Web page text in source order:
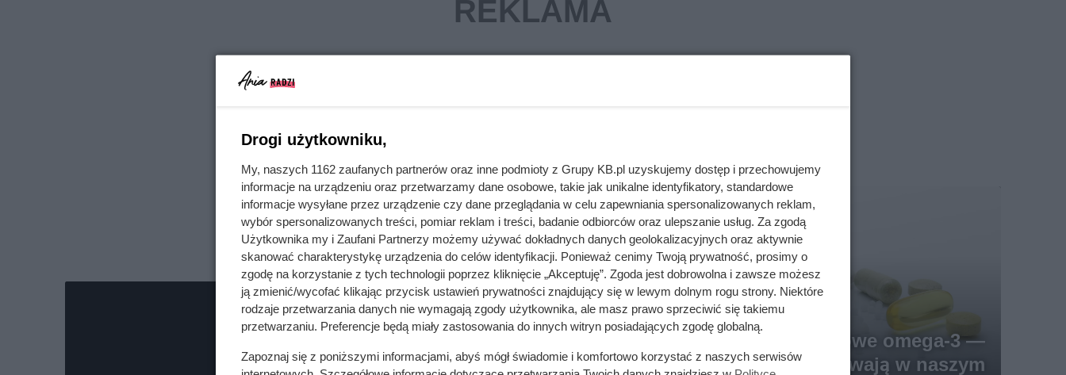
Kwasy tłuszczowe omega-3 —
jaką rolę odgrywają w naszym
Drogi użytkowniku,
My, naszych 1162 zaufanych partnerów oraz inne podmioty z Grupy KB.pl uzyskujemy dostęp i przechowujemy
informacje na urządzeniu oraz przetwarzamy dane osobowe, takie jak unikalne identyfikatory, standardowe
informacje wysyłane przez urządzenie czy dane przeglądania w celu zapewniania spersonalizowanych reklam,
wybór spersonalizowanych treści, pomiar reklam i treści, badanie odbiorców oraz ulepszanie usług. Za zgodą
Użytkownika my i Zaufani Partnerzy możemy używać dokładnych danych geolokalizacyjnych oraz aktywnie
skanować charakterystykę urządzenia do celów identyfikacji. Ponieważ cenimy Twoją prywatność, prosimy o
zgodę na korzystanie z tych technologii poprzez kliknięcie „Akceptuję”. Zgoda jest dobrowolna i zawsze możesz
ją zmienić/wycofać klikając przycisk ustawień prywatności znajdujący się w lewym dolnym rogu strony. Niektóre
rodzaje przetwarzania danych nie wymagają zgody użytkownika, ale masz prawo sprzeciwić się takiemu
przetwarzaniu. Preferencje będą miały zastosowania do innych witryn posiadających zgodę globalną.
Zapoznaj się z poniższymi informacjami, abyś mógł świadomie i komfortowo korzystać z naszych serwisów